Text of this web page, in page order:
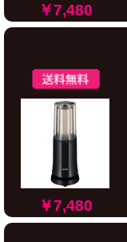
￥7,480
￥7,480